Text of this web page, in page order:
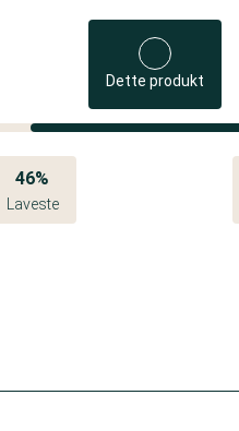
Dette produkt
46%
Laveste